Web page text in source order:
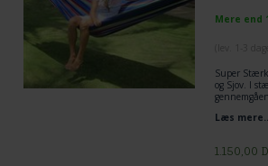
Mere end
Super
og Sjov. I
Læs
1.150,00